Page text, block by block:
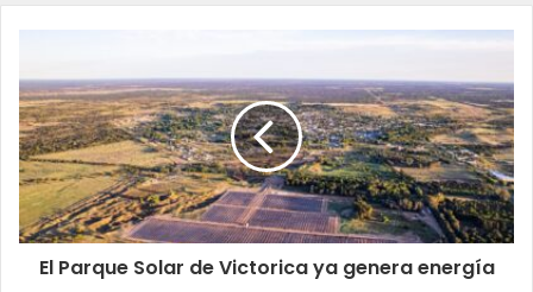
El Parque Solar de Victorica ya genera energía